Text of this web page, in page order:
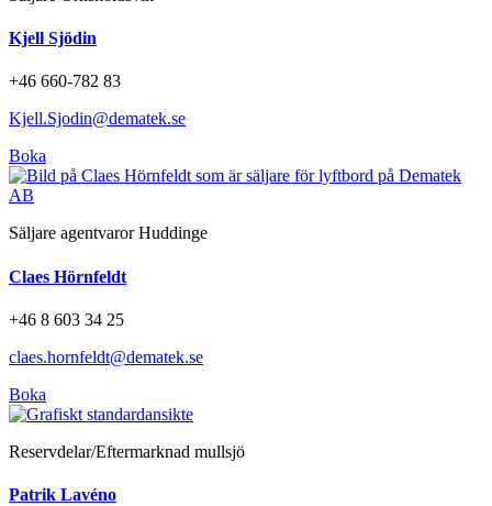
Kjell Sjödin
+46 660-782 83
Kjell.Sjodin@dematek.se
Boka
Säljare agentvaror Huddinge
Claes Hörnfeldt
+46 8 603 34 25
claes.hornfeldt@dematek.se
Boka
Reservdelar/Eftermarknad mullsjö
Patrik Lavéno